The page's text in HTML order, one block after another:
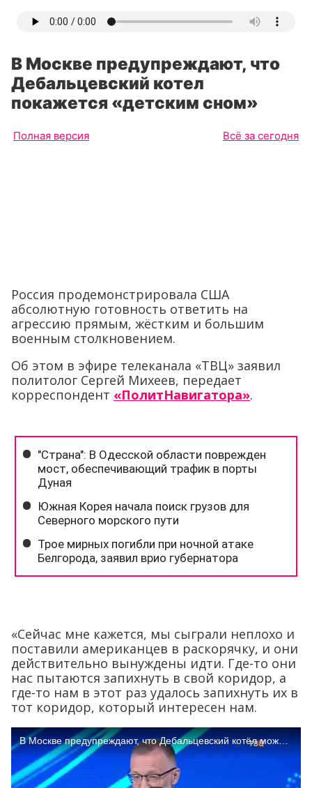
В Москве предупреждают, что
Дебальцевский котел
покажется «детским сном»
Полная версия Всё за сегодня
Россия продемонстрировала США
абсолютную готовность ответить на
агрессию прямым, жёстким и большим
военным столкновением.
Об этом в эфире телеканала «ТВЦ» заявил
политолог Сергей Михеев, передает
корреспондент «ПолитНавигатора».
«Сейчас мне кажется, мы сыграли неплохо и
поставили американцев в раскорячку, и они
действительно вынуждены идти. Где-то они
нас пытаются запихнуть в свой коридор, а
где-то нам в этот раз удалось запихнуть их в
тот коридор, который интересен нам.